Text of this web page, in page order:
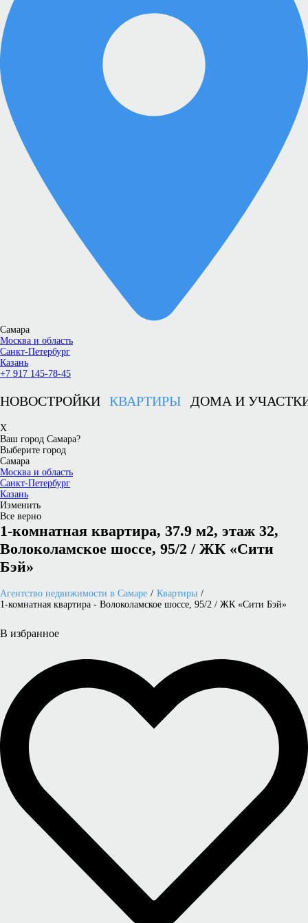
Самара
Москва и область
Санкт-Петербург
Казань
+7 917 145-78-45
НОВОСТРОЙКИ КВАРТИРЫ ДОМА И
X
Ваш город Самара?
Выберите город
Самара
Москва и область
Санкт-Петербург
Казань
Изменить
Все верно
1-комнатная квартира, 37.9 м2, этаж 32,
Волоколамское шоссе, 95/2 / ЖК «Сити
Бэй»
Агентство недвижимости в Самаре
Квартиры
1-комнатная квартира - Волоколамское шоссе, 95/2 / ЖК «Сити Бэй»
В избранное